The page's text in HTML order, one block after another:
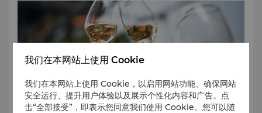
我们在本网站上使用 Cookie
我们在本网站上使用 Cookie，以启用网站功能、确保网站
安全运行、提升用户体验以及展示个性化内容和广告。点
击“全部接受”，即表示您同意我们使用 Cookie。您可以随